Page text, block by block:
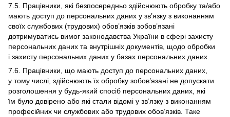
7.5. Працівники, які безпосередньо здійснюють обробку та/або
мають доступ до персональних даних у зв’язку з виконанням
своїх службових (трудових) обов’язків зобов’язані
дотримуватись вимог законодавства України в сфері захисту
персональних даних та внутрішніх документів, щодо обробки
і захисту персональних даних у базах персональних даних.
7.6. Працівники, що мають доступ до персональних даних,
у тому числі, здійснюють їх обробку зобов’язані не допускати
розголошення у будь-який спосіб персональних даних, які
їм було довірено або які стали відомі у зв’язку з виконанням
професійних чи службових або трудових обов’язків. Таке